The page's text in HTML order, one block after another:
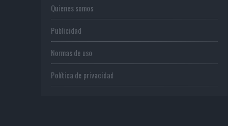
Quienes somos
Publicidad
Normas de uso
Política de privacidad